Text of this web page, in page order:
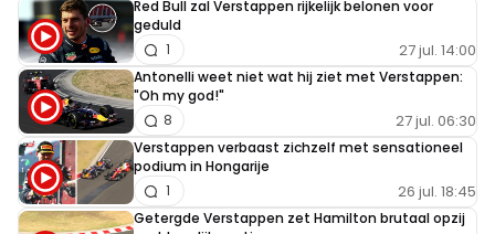
Red Bull zal Verstappen rijkelijk belonen voor
geduld
27 jul. 14:00
1
Antonelli weet niet wat hij ziet met Verstappen:
"Oh my god!"
27 jul. 06:30
8
Verstappen verbaast zichzelf met sensationeel
podium in Hongarije
26 jul. 18:45
1
Getergde Verstappen zet Hamilton brutaal opzij